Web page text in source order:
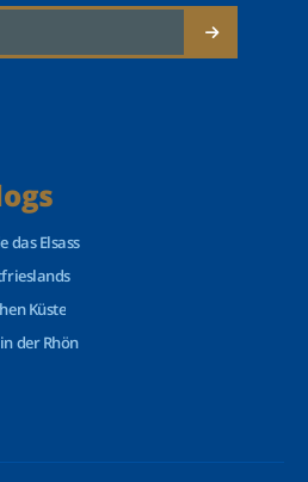
das Elsass
Küste
der Rhön